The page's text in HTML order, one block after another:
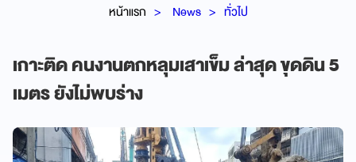
หน้าแรก News ทั่วไป
เกาะติด คนงานตกหลุมเสาเข็ม ล่าสุด ขุดดิน 5
เมตร ยังไม่พบร่าง